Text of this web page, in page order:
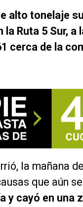
alto tonelaje
Ruta 5 Sur, a
cerca de la
la mañana
que aún
y cayó en una